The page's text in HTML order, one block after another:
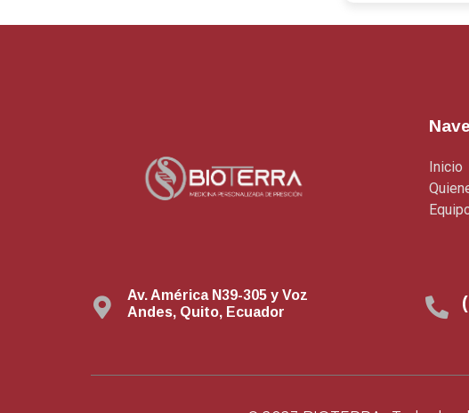
Inicio
Av. América N39-305 y Voz
Andes, Quito, Ecuador